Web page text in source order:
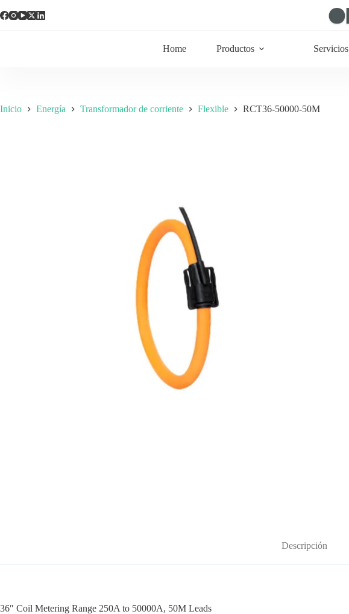
Home Productos Servicios
Inicio Energía Transformador de corriente Flexible RCT36-50000-50M
Descripción
36″ Coil Metering Range 250A to 50000A, 50M Leads